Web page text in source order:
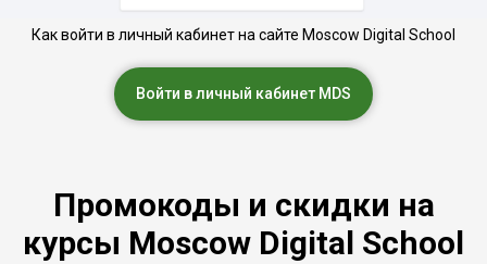
Как войти в личный кабинет на сайте Moscow Digital School
Войти в личный кабинет MDS
Промокоды и скидки на
курсы Moscow Digital School